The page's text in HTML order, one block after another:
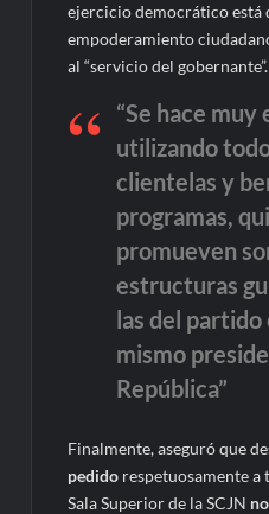
ejercicio democrático está
empoderamiento
al “servicio del gobernante”.
“Se hace
utilizando
clientelas y
programas,
promueven
estructuras
las del partido
mismo
República”
Finalmente, aseguró que
pedido respetuosamente a
Sala Superior de la SCJN